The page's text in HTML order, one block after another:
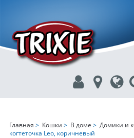
Главная > Кошки > В доме > Домики и
когтеточка Leo, коричневый